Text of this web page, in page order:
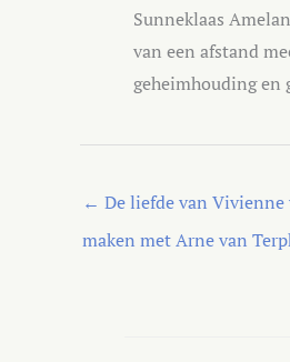
Sunneklaas
van een afstand
geheimhouding en
← De liefde van
maken met Arne van